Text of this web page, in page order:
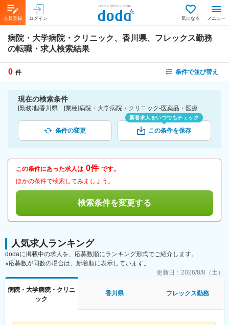
会員登録 ログイン 気になる メニュー
病院・大学病院・クリニック、香川県、フレックス勤務
の転職・求人検索結果
0 件 条件で並び替え
現在の検索条件
[勤務地]香川県 [業種]病院・大学病院・クリニック-医薬品・医療機器・ライフサイエンス・医療系サービス [詳細条件](休日・働き方)フレックス勤務
条件の変更
新着求人をいつでもチェック
この条件を保存
この条件にあった求人は 0件 です。
ほかの条件で検索してみましょう。
検索条件を変更する
人気求人ランキング
dodaに掲載中の求人を、応募数順にランキング形式でご紹介します。
※応募数が同数の場合は、新着順に表示しています。
更新日： 2026/8/8（土）
病院・大学病院・クリニ
ック
香川県 フレックス勤務